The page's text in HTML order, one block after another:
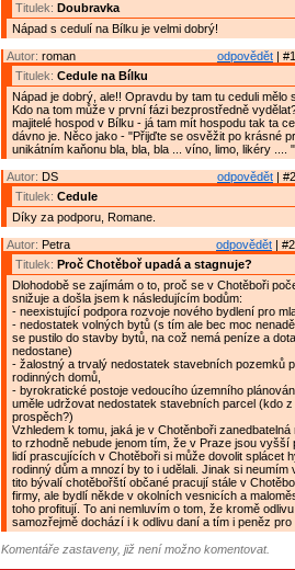
Titulek: Doubravka
Nápad s cedulí na Bílku je velmi dobrý!
odpovědět |
Autor: roman
Titulek: Cedule na Bílku
Nápad je dobrý, ale!! Opravdu by tam tu ceduli mělo
Kdo na tom může v první fázi bezprostředně
majitelé hospod v Bílku - já tam mít hospodu tak ta
dávno je. Něco jako - "Přijďte se osvěžit po krásné
unikátním kaňonu bla, bla, bla ... víno, limo, likéry ....
odpovědět |
Autor: DS
Titulek: Cedule
Díky za podporu, Romane.
odpovědět |
Autor: Petra
Titulek: Proč Chotěboř upadá a stagnuje?
Dlohodobě se zajímám o to, proč se v Chotěboři
snižuje a došla jsem k následujícím bodům:
- neexistující podpora rozvoje nového bydlení pro
- nedostatek volných bytů (s tím ale bec moc
se pustilo do stavby bytů, na což nemá peníze a
nedostane)
- žalostný a trvalý nedostatek stavebních pozemků
rodinných domů,
- byrokratické postoje vedoucího územního
uměle udržovat nedostatek stavebních parcel (kdo z
prospěch?)
Vzhledem k tomu, jaká je v Chotěnboři
to rzhodně nebude jenom tím, že v Praze jsou vyšší
lidí prascujících v Chotěboři si může dovolit splácet
rodinný dům a mnozí by to i udělali. Jinak si neumím
tito bývalí chotěbořští občané pracují stále v
firmy, ale bydlí někde v okolních vesnicích a
toho profitují. To ani nemluvím o tom, že kromě
samozřejmě dochází i k odlivu daní a tím i peněz
Komentáře zastaveny, již není možno komentovat.